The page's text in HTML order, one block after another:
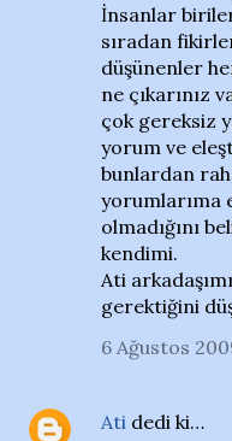
İnsanlar
sıradan
düşünenler
ne çıkarınız
çok gereksiz
yorum ve
bunlardan
yorumlarıma
olmadığını
kendimi.
Ati
gerektiğini
6 Ağustos
Ati dedi ki…